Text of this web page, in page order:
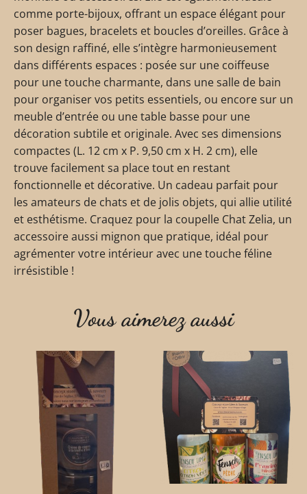
comme porte-bijoux, offrant un espace élégant pour
poser bagues, bracelets et boucles d’oreilles. Grâce à
son design raffiné, elle s’intègre harmonieusement
dans différents espaces : posée sur une coiffeuse
pour une touche charmante, dans une salle de bain
pour organiser vos petits essentiels, ou encore sur un
meuble d’entrée ou une table basse pour une
décoration subtile et originale. Avec ses dimensions
compactes (L. 12 cm x P. 9,50 cm x H. 2 cm), elle
trouve facilement sa place tout en restant
fonctionnelle et décorative. Un cadeau parfait pour
les amateurs de chats et de jolis objets, qui allie utilité
et esthétisme. Craquez pour la coupelle Chat Zelia, un
accessoire aussi mignon que pratique, idéal pour
agrémenter votre intérieur avec une touche féline
irrésistible !
Vous aimerez aussi